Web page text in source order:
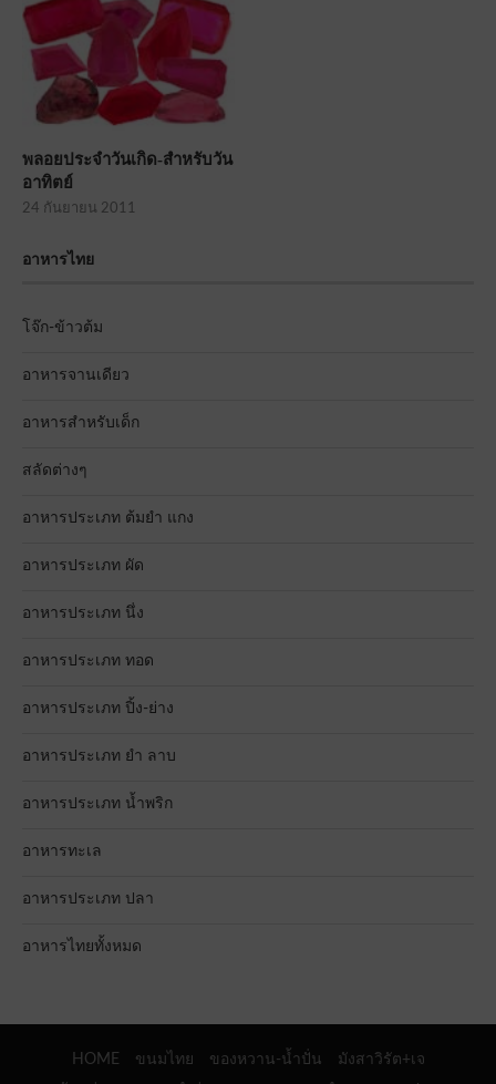
พลอยประจำวันเกิด-สำหรับวัน
อาทิตย์
24 กันยายน 2011
อาหารไทย
โจ๊ก-ข้าวต้ม
อาหารจานเดียว
อาหารสำหรับเด็ก
สลัดต่างๆ
อาหารประเภท ต้มยำ แกง
อาหารประเภท ผัด
อาหารประเภท นึ่ง
อาหารประเภท ทอด
อาหารประเภท ปิ้ง-ย่าง
อาหารประเภท ยำ ลาบ
อาหารประเภท น้ำพริก
อาหารทะเล
อาหารประเภท ปลา
อาหารไทยทั้งหมด
HOME ขนมไทย ของหวาน-น้ำปั่น
มังสาวิรัต+เจ